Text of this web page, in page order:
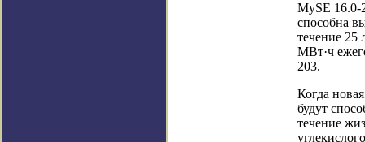
MySE 16.0-
способна
течение 25
МВт·ч
203.
Когда
будут
течение